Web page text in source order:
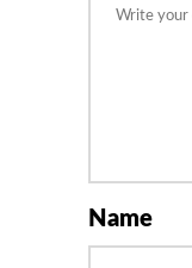
Name